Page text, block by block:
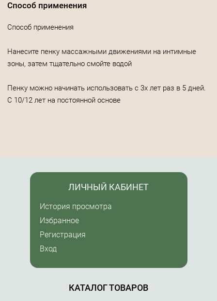
Способ применения
Способ применения
Нанесите пенку массажными движениями на интимные
зоны, затем тщательно смойте водой
Пенку можно начинать использовать с 3х лет раз в 5 дней.
С 10/12 лет на постоянной основе
КАТАЛОГ ТОВАРОВ
ЛИЧНЫЙ КАБИНЕТ
История просмотра
Избранное
Регистрация
Вход